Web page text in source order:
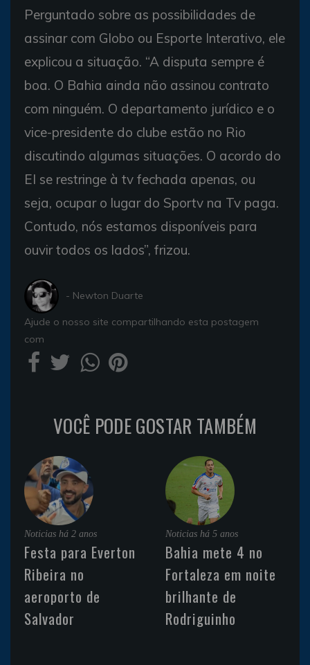
Perguntado sobre as possibilidades de
assinar com Globo ou Esporte Interativo, ele
explicou a situação. “A disputa sempre é
boa. O Bahia ainda não assinou contrato
com ninguém. O departamento jurídico e o
vice-presidente do clube estão no Rio
discutindo algumas situações. O acordo do
EI se restringe à tv fechada apenas, ou
seja, ocupar o lugar do Sportv na Tv paga.
Contudo, nós estamos disponíveis para
ouvir todos os lados”, frizou.
- Newton Duarte
Ajude o nosso site compartilhando esta postagem
com
VOCÊ PODE GOSTAR TAMBÉM
Noticias há 2 anos
Festa para Everton
Ribeira no
aeroporto de
Salvador
Noticias há 5 anos
Bahia mete 4 no
Fortaleza em noite
brilhante de
Rodriguinho